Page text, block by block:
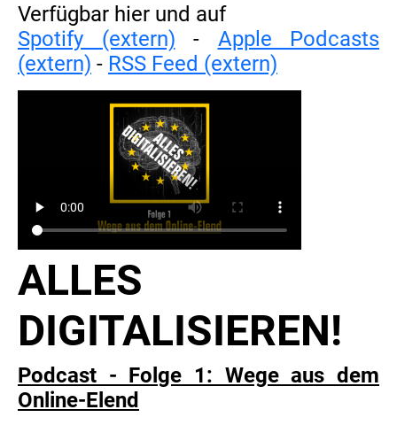
Verfügbar hier und auf
Spotify (extern) - Apple Podcasts
(extern) - RSS Feed (extern)
ALLES
DIGITALISIEREN!
Podcast - Folge 1: Wege aus dem
Online-Elend